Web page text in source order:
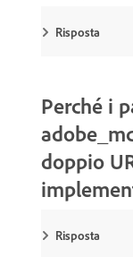
Risposta
Perché i
doppio
Risposta